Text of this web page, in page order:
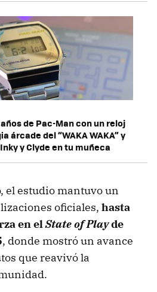
de Pac-Man con un reloj
árcade del “WAKA WAKA” y
y Clyde en tu muñeca
el estudio mantuvo un
oficiales, hasta
en elState of Playde
, donde mostró un avance
que reavivó la